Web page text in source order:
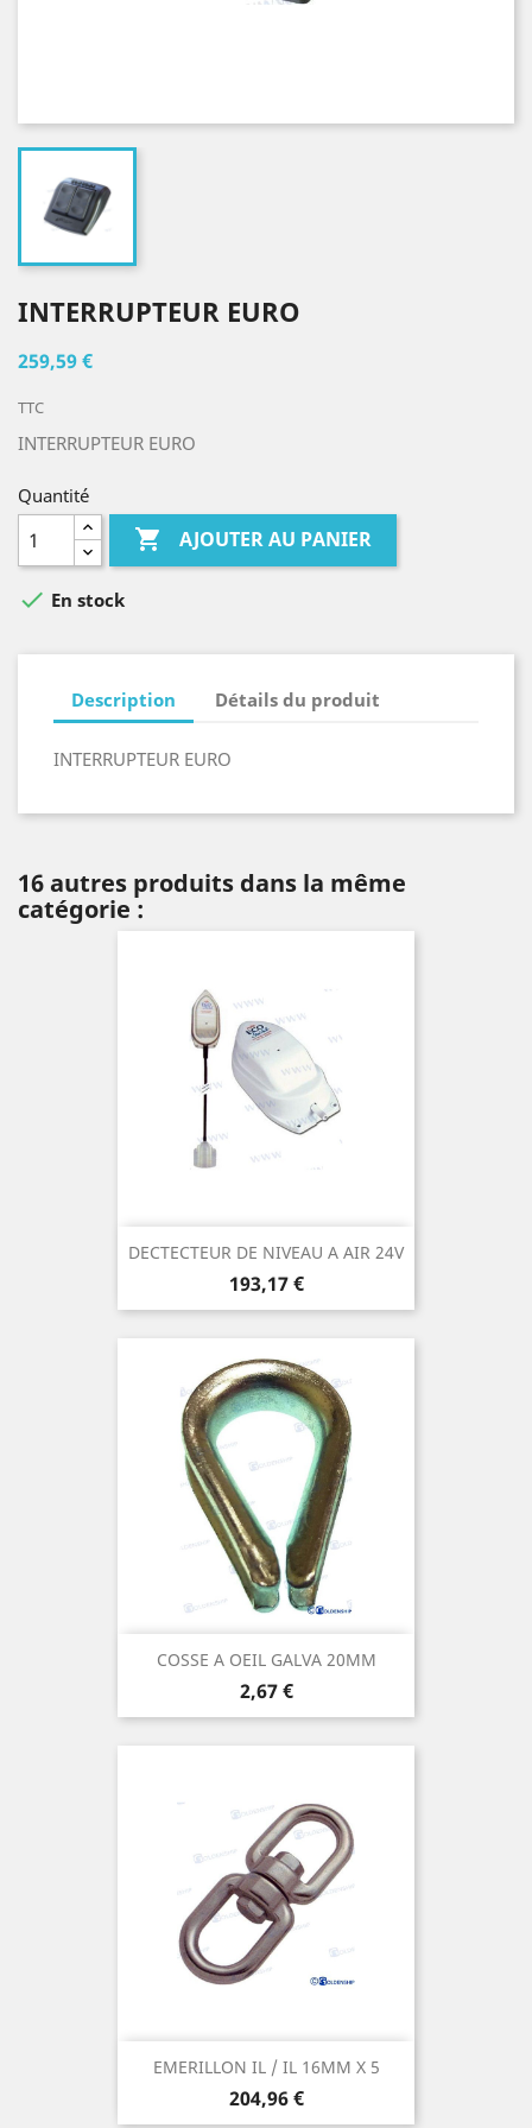
INTERRUPTEUR EURO
259,59 €
TTC
INTERRUPTEUR EURO
Quantité
 AJOUTER AU PANIER
 En stock
Description Détails du produit
INTERRUPTEUR EURO
16 autres produits dans la même
catégorie :
DECTECTEUR DE NIVEAU A AIR 24V
Prix
193,17 €
COSSE A OEIL GALVA 20MM
Prix
2,67 €
EMERILLON IL / IL 16MM X 5
Prix
204,96 €